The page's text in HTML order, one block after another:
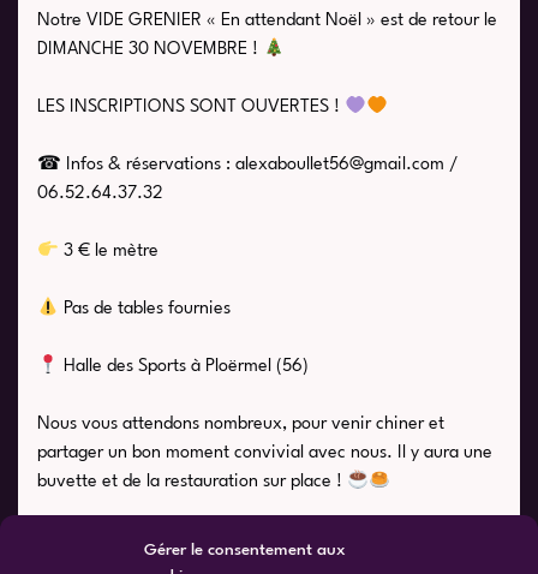
Gérer le consentement aux
Notre VIDE GRENIER « En attendant Noël » est de retour le
DIMANCHE 30 NOVEMBRE !
LES INSCRIPTIONS SONT OUVERTES !
☎ Infos & réservations : alexaboullet56@gmail.com /
06.52.64.37.32
3 € le mètre
Pas de tables fournies
Halle des Sports à Ploërmel (56)
Nous vous attendons nombreux, pour venir chiner et
partager un bon moment convivial avec nous. Il y aura une
buvette et de la restauration sur place !